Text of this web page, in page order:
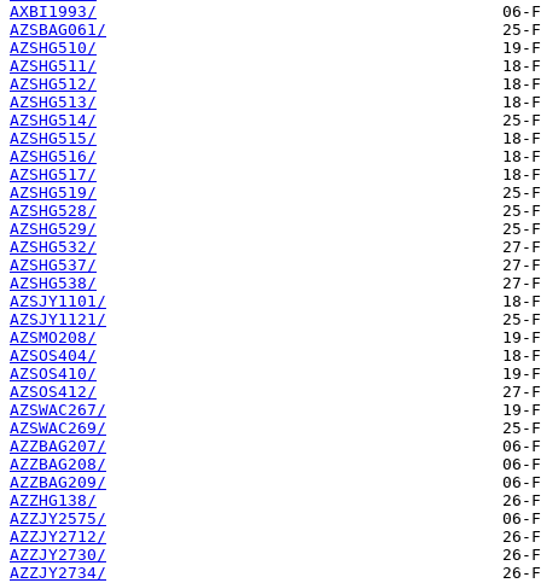
AXBI1993/
AZSBAG061/
AZSHG510/
AZSHG511/
AZSHG512/
AZSHG513/
AZSHG514/
AZSHG515/
AZSHG516/
AZSHG517/
AZSHG519/
AZSHG528/
AZSHG529/
AZSHG532/
AZSHG537/
AZSHG538/
AZSJY1101/
AZSJY1121/
AZSMO208/
AZSOS404/
AZSOS410/
AZSOS412/
AZSWAC267/
AZSWAC269/
AZZBAG207/
AZZBAG208/
AZZBAG209/
AZZHG138/
AZZJY2575/
AZZJY2712/
AZZJY2730/
AZZJY2734/